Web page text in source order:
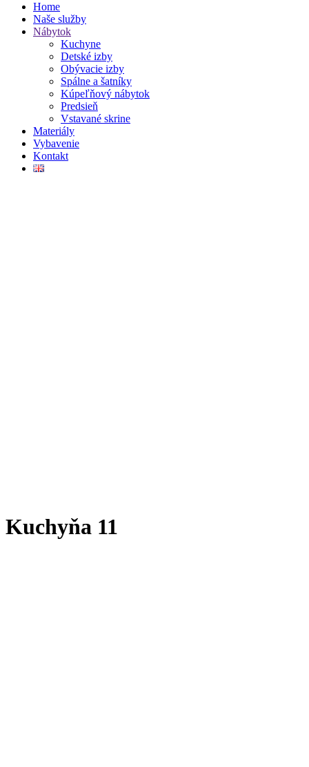
Home
Naše služby
Nábytok
Kuchyne
Detské izby
Obývacie izby
Spálne a šatníky
Kúpeľňový nábytok
Predsieň
Vstavané skrine
Materiály
Vybavenie
Kontakt
Kuchyňa 11